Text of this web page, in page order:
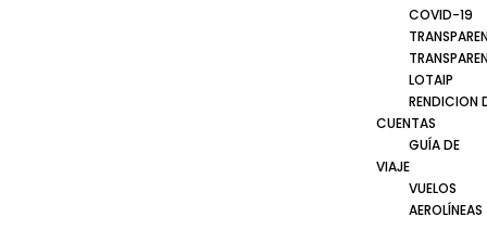
COVID-19
LOTAIP
RENDICION
CUENTAS
GUÍA DE
VIAJE
VUELOS
AEROLÍNEAS